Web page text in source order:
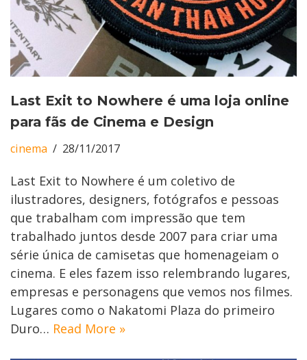
Last Exit to Nowhere é uma loja online
para fãs de Cinema e Design
cinema 28/11/2017
Last Exit to Nowhere é um coletivo de
ilustradores, designers, fotógrafos e pessoas
que trabalham com impressão que tem
trabalhado juntos desde 2007 para criar uma
série única de camisetas que homenageiam o
cinema. E eles fazem isso relembrando lugares,
empresas e personagens que vemos nos filmes.
Lugares como o Nakatomi Plaza do primeiro
Duro… Read More »